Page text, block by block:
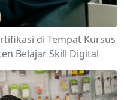
di Tempat Kursus
Belajar Skill Digital